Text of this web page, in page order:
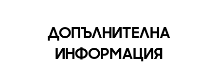
ДОПЪЛНИТЕЛНА
ИНФОРМАЦИЯ